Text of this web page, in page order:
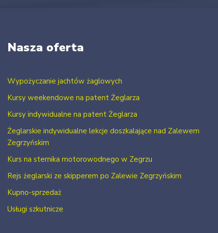
Nasza oferta
Wypożyczanie jachtów żaglowych
Kursy weekendowe na patent Żeglarza
Kursy indywidualne na patent Żeglarza
Żeglarskie indywidualne lekcje doszkalające nad Zalewem
Zegrzyńskim
Kurs na sternika motorowodnego w Zegrzu
Rejs żeglarski ze skipperem po Zalewie Zegrzyńskim
Kupno-sprzedaż
Usługi szkutnicze